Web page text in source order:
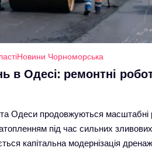
Новини Чорноморська
в Одесі: ремонтні
Одеси продовжуються масштабні
під час сильних
капітальна модернізація